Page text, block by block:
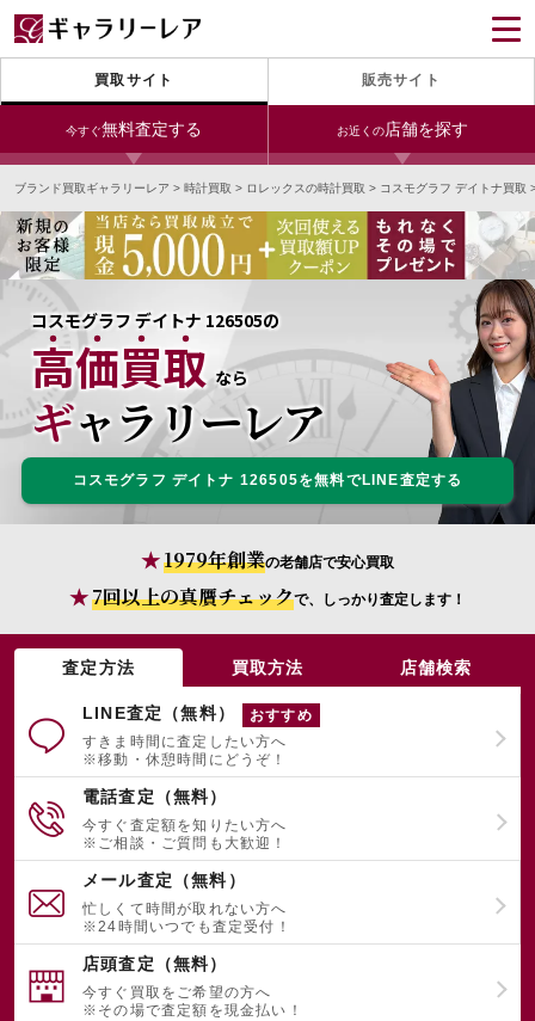
買取サイト 販売サイト
今すぐ無料査定する お近くの店舗を探す
今すぐLINE査定
24時間受付（対応時間10:00～19:00）
宅配買取を申し込む
今すぐ電話査定
受付時間 10:00～19:00
銀座本店 青山表参道店 新宿東口店
心斎橋本店
なんば店 神戸元町(三宮)店 LAB大阪
宅配買取を申し込む
ブランド買取ギャラリーレア > 時計買取 > ロレックスの時計買取 > コスモグラフ デイトナ買取
コスモグラフ デイトナ 126505の
高価買取 なら
ギャラリーレア
コスモグラフ デイトナ 126505を無料でLINE査定する
1979年創業の老舗店で安心買取
7回以上の真贋チェックで、しっかり査定します！
査定方法 買取方法 店舗検索
LINE査定（無料）
おすすめ
すきま時間に査定したい方へ
※移動・休憩時間にどうぞ！
電話査定（無料）
今すぐ査定額を知りたい方へ
※ご相談・ご質問も大歓迎！
メール査定（無料）
忙しくて時間が取れない方へ
※24時間いつでも査定受付！
店頭査定（無料）
今すぐ買取をご希望の方へ
※その場で査定額を現金払い！